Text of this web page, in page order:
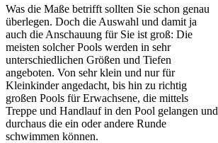
Was die Maße betrifft sollten Sie schon genau
überlegen. Doch die Auswahl und damit ja
auch die Anschauung für Sie ist groß: Die
meisten solcher Pools werden in sehr
unterschiedlichen Größen und Tiefen
angeboten. Von sehr klein und nur für
Kleinkinder angedacht, bis hin zu richtig
großen Pools für Erwachsene, die mittels
Treppe und Handlauf in den Pool gelangen und
durchaus die ein oder andere Runde
schwimmen können.